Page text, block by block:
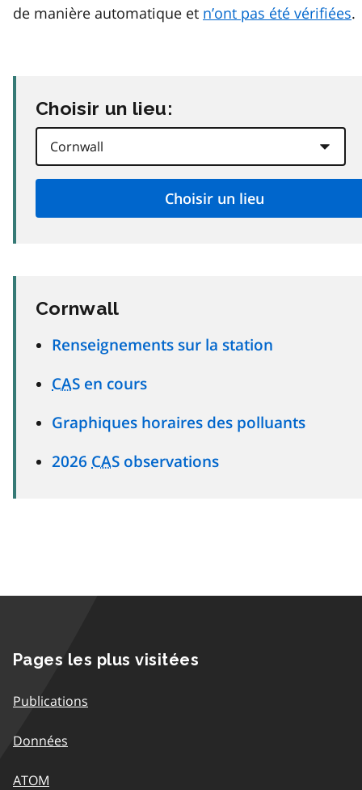
de manière automatique et n’ont pas été vérifiées.
Choisir un lieu:
Cornwall
Renseignements sur la station
CAS en cours
Graphiques horaires des polluants
2026 CAS observations
Pages les plus visitées
Publications
Données
ATOM